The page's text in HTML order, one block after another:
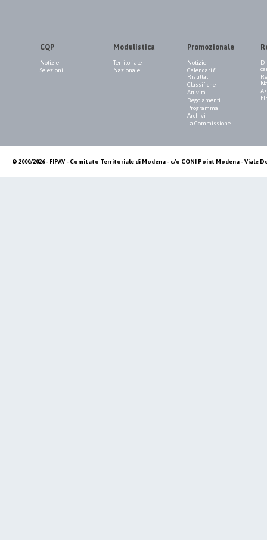
CQP
Notizie
Selezioni
Modulistica
Territoriale
Nazionale
Promozionale
Notizie
Calendari &
Risultati
Classifiche
Attività
Regolamenti
Programma
Archivi
La Commissione
© 2000/2026 - FIPAV - Comitato Territoriale di Modena - c/o CONI Point Modena - Viale